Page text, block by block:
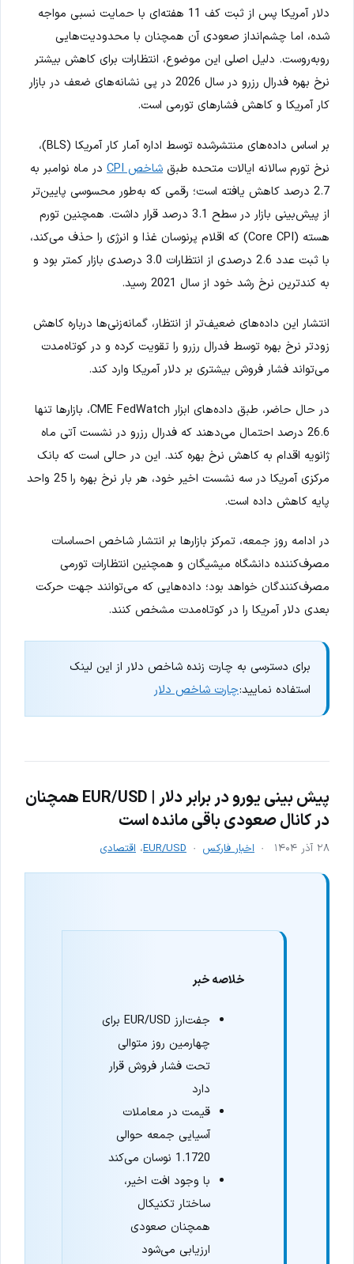
دلار آمریکا پس از ثبت کف 11 هفته‌ای با حمایت نسبی مواجه
شده، اما چشم‌انداز صعودی آن همچنان با محدودیت‌هایی
روبه‌روست. دلیل اصلی این موضوع، انتظارات برای کاهش بیشتر
نرخ بهره فدرال رزرو در سال 2026 در پی نشانه‌های ضعف در بازار
کار آمریکا و کاهش فشارهای تورمی است.
بر اساس داده‌های منتشرشده توسط اداره آمار کار آمریکا (BLS)،
نرخ تورم سالانه ایالات متحده طبق شاخص CPI
در ماه نوامبر به
2.7 درصد کاهش یافته است؛ رقمی که به‌طور محسوسی پایین‌تر
از پیش‌بینی بازار در سطح 3.1 درصد قرار داشت. همچنین تورم
هسته (Core CPI) که اقلام پرنوسان غذا و انرژی را حذف می‌کند،
با ثبت عدد 2.6 درصدی از انتظارات 3.0 درصدی بازار کمتر بود و
به کندترین نرخ رشد خود از سال 2021 رسید.
انتشار این داده‌های ضعیف‌تر از انتظار، گمانه‌زنی‌ها درباره کاهش
زودتر نرخ بهره توسط فدرال رزرو را تقویت کرده و در کوتاه‌مدت
می‌تواند فشار فروش بیشتری بر دلار آمریکا وارد کند.
در حال حاضر، طبق داده‌های ابزار CME FedWatch، بازارها تنها
26.6 درصد احتمال می‌دهند که فدرال رزرو در نشست آتی ماه
ژانویه اقدام به کاهش نرخ بهره کند. این در حالی است که بانک
مرکزی آمریکا در سه نشست اخیر خود، هر بار نرخ بهره را 25 واحد
پایه کاهش داده است.
در ادامه روز جمعه، تمرکز بازارها بر انتشار شاخص احساسات
مصرف‌کننده دانشگاه میشیگان و همچنین انتظارات تورمی
مصرف‌کنندگان خواهد بود؛ داده‌هایی که می‌توانند جهت حرکت
بعدی دلار آمریکا را در کوتاه‌مدت مشخص کنند.
برای دسترسی به چارت زنده شاخص دلار از این لینک
استفاده نمایید:چارت شاخص دلار
پیش بینی یورو در برابر دلار | EUR/USD همچنان
در کانال صعودی باقی مانده است
۲۸ آذر ۱۴۰۴ اخبار فارکس EUR/USD، اقتصادی
خلاصه خبر
جفت‌ارز EUR/USD برای
چهارمین روز متوالی
تحت فشار فروش قرار
دارد
قیمت در معاملات
آسیایی جمعه حوالی
1.1720 نوسان می‌کند
با وجود افت اخیر،
ساختار تکنیکال
همچنان صعودی
ارزیابی می‌شود